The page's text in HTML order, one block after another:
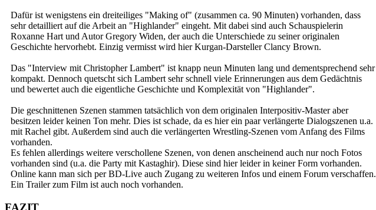
Dafür ist wenigstens ein dreiteiliges "Making of" (zusammen ca. 90 Minuten) vorhanden, dass
sehr detailliert auf die Arbeit an "Highlander" eingeht. Mit dabei sind auch Schauspielerin
Roxanne Hart und Autor Gregory Widen, der auch die Unterschiede zu seiner originalen
Geschichte hervorhebt. Einzig vermisst wird hier Kurgan-Darsteller Clancy Brown.
Das "Interview mit Christopher Lambert" ist knapp neun Minuten lang und dementsprechend sehr
kompakt. Dennoch quetscht sich Lambert sehr schnell viele Erinnerungen aus dem Gedächtnis
und bewertet auch die eigentliche Geschichte und Komplexität von "Highlander".
Die geschnittenen Szenen stammen tatsächlich von dem originalen Interpositiv-Master aber
besitzen leider keinen Ton mehr. Dies ist schade, da es hier ein paar verlängerte Dialogszenen u.a.
mit Rachel gibt. Außerdem sind auch die verlängerten Wrestling-Szenen vom Anfang des Films
vorhanden.
Es fehlen allerdings weitere verschollene Szenen, von denen anscheinend auch nur noch Fotos
vorhanden sind (u.a. die Party mit Kastaghir). Diese sind hier leider in keiner Form vorhanden.
Online kann man sich per BD-Live auch Zugang zu weiteren Infos und einem Forum verschaffen.
Ein Trailer zum Film ist auch noch vorhanden.
FAZIT